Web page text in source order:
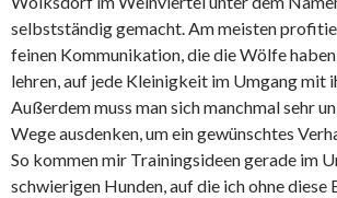
selbstständig gemacht. Am meisten
feinen Kommunikation, die die Wölfe
lehren, auf jede Kleinigkeit im Umgang mit
Außerdem muss man sich manchmal sehr
Wege ausdenken, um ein gewünschtes
So kommen mir Trainingsideen gerade im
schwierigen Hunden, auf die ich ohne diese